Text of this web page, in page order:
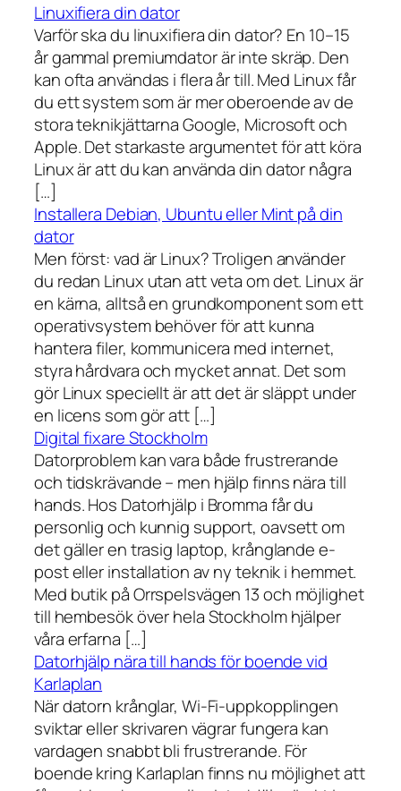
Linuxifiera din dator
Varför ska du linuxifiera din dator? En 10–15
år gammal premiumdator är inte skräp. Den
kan ofta användas i flera år till. Med Linux får
du ett system som är mer oberoende av de
stora teknikjättarna Google, Microsoft och
Apple. Det starkaste argumentet för att köra
Linux är att du kan använda din dator några
[…]
Installera Debian, Ubuntu eller Mint på din
dator
Men först: vad är Linux? Troligen använder
du redan Linux utan att veta om det. Linux är
en kärna, alltså en grundkomponent som ett
operativsystem behöver för att kunna
hantera filer, kommunicera med internet,
styra hårdvara och mycket annat. Det som
gör Linux speciellt är att det är släppt under
en licens som gör att […]
Digital fixare Stockholm
Datorproblem kan vara både frustrerande
och tidskrävande – men hjälp finns nära till
hands. Hos Datorhjälp i Bromma får du
personlig och kunnig support, oavsett om
det gäller en trasig laptop, krånglande e-
post eller installation av ny teknik i hemmet.
Med butik på Orrspelsvägen 13 och möjlighet
till hembesök över hela Stockholm hjälper
våra erfarna […]
Datorhjälp nära till hands för boende vid
Karlaplan
När datorn krånglar, Wi-Fi-uppkopplingen
sviktar eller skrivaren vägrar fungera kan
vardagen snabbt bli frustrerande. För
boende kring Karlaplan finns nu möjlighet att